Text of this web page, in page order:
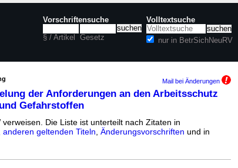
Vorschriftensuche
§ / Artikel Gesetz
Volltextsuche
nur in BetrSichNeuRV
Mail bei Änderungen
der Anforderungen an den Arbeitsschutz
Gefahrstoffen
Die Liste ist unterteilt nach Zitaten in
anderen geltenden Titeln Änderungsvorschriften und in